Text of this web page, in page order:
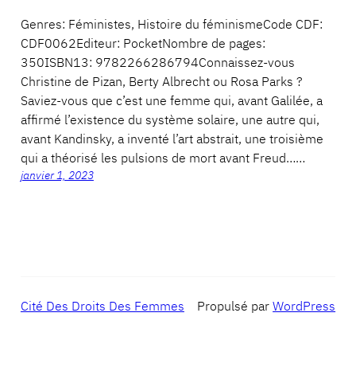
Genres: Féministes, Histoire du féminismeCode CDF:
CDF0062Editeur: PocketNombre de pages:
350ISBN13: 9782266286794Connaissez-vous
Christine de Pizan, Berty Albrecht ou Rosa Parks ?
Saviez-vous que c’est une femme qui, avant Galilée, a
affirmé l’existence du système solaire, une autre qui,
avant Kandinsky, a inventé l’art abstrait, une troisième
qui a théorisé les pulsions de mort avant Freud……
janvier 1, 2023
Cité Des Droits Des Femmes Propulsé parWordPress